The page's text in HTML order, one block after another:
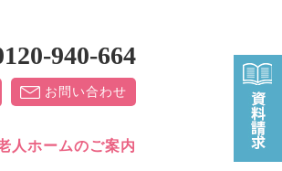
940-664
お問い合わせ
人ホームのご案内